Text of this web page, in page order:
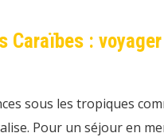
Caraïbes :
sous les tropiques
Pour un séjour en